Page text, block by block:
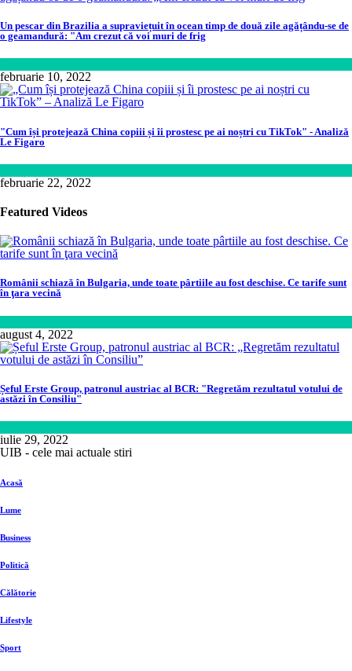
Un pescar din Brazilia a supraviețuit în ocean timp de două zile agățându-se de
o geamandură: "Am crezut că voi muri de frig
februarie 10, 2022
"Cum își protejează China copiii și îi prostesc pe ai noștri cu TikTok" - Analiză
Le Figaro
februarie 22, 2022
Featured Videos
Românii schiază în Bulgaria, unde toate pârtiile au fost deschise. Ce tarife sunt
în ţara vecină
august 4, 2022
Șeful Erste Group, patronul austriac al BCR: "Regretăm rezultatul votului de
astăzi în Consiliu"
iulie 29, 2022
UIB - cele mai actuale stiri
Acasă
Lume
Business
Politică
Călătorie
Lifestyle
Sport